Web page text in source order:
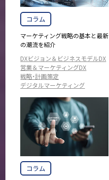
コラム
マーケティング戦略の基本と最新
の潮流を紹介
DXビジョン＆ビジネスモデルDX
営業＆マーケティングDX
戦略・計画策定
デジタルマーケティング
コラム